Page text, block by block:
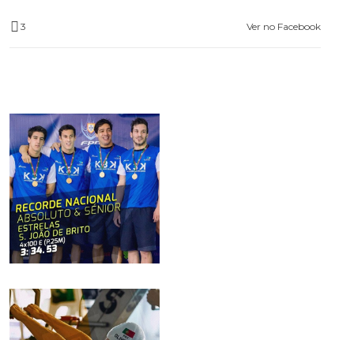
3 Ver no Facebook